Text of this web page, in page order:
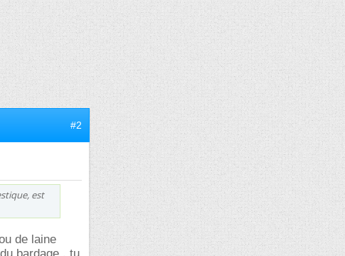
#2
est
de laine